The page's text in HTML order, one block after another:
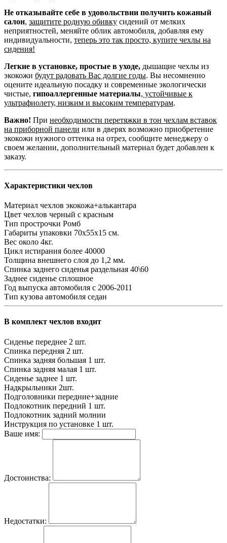
Не отказывайте себе в удовольствии получить кожаный
салон, защитите родную обивку сидений от мелких
неприятностей, меняйте облик автомобиля, добавляя ему
индивидуальности, теперь это так просто, купите чехлы на
сидения!
Легкие в установке, простые в уходе, дышащие чехлы из
экокожи будут радовать Вас долгие годы. Вы несомненно
оцените идеальную посадку и современные экологически
чистые, гипоаллергенные материалы, устойчивые к
ультрафиолету, низким и высоким температурам.
Важно! При необходимости перетяжки в тон чехлам вставок
на приборной панели или в дверях возможно приобретение
экокожи нужного оттенка на отрез, сообщите менеджеру о
своем желании, дополнительный материал будет добавлен к
заказу.
Характеристики чехлов
Материал чехлов экокожа+алькантара
Цвет чехлов черный с красным
Тип прострочки Ромб
Габариты упаковки 70х55х15 см.
Вес около 4кг.
Цикл истирания более 40000
Толщина внешнего слоя до 1,2 мм.
Спинка заднего сиденья раздельная 40\60
Заднее сиденье сплошное
Год выпуска автомобиля с 2006-2011
Тип кузова автомобиля седан
В комплект чехлов входит
Сиденье переднее 2 шт.
Спинка передняя 2 шт.
Спинка задняя большая 1 шт.
Спинка задняя малая 1 шт.
Сиденье заднее 1 шт.
Надкрыльники 2шт.
Подголовники передние+задние
Подлокотник передний 1 шт.
Подлокотник задний молнии
Инструкция по установке 1 шт.
Ваше имя:
Достоинства:
Недостатки: